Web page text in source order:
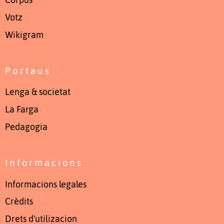
Votz
Wikigram
Portaus
Lenga & societat
La Farga
Pedagogia
Informacions
Informacions legales
Crèdits
Drets d'utilizacion